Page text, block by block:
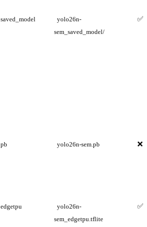
saved_model
yolo26n-
sem_saved_model/
✅
pb yolo26n-sem.pb ❌
edgetpu
yolo26n-
sem_edgetpu.tflite
✅